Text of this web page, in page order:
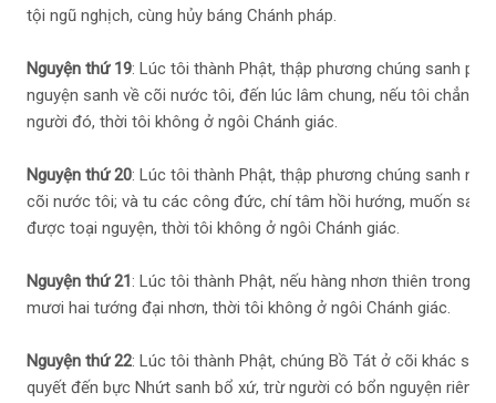
tội ngũ nghịch, cùng hủy báng Chánh pháp.
Nguyện thứ 19: Lúc tôi thành Phật, thập phương chúng sanh
nguyện sanh về cõi nước tôi, đến lúc lâm chung, nếu tôi chẳng
người đó, thời tôi không ở ngôi Chánh giác.
Nguyện thứ 20: Lúc tôi thành Phật, thập phương chúng sanh
cõi nước tôi; và tu các công đức, chí tâm hồi hướng, muốn
được toại nguyện, thời tôi không ở ngôi Chánh giác.
Nguyện thứ 21: Lúc tôi thành Phật, nếu hàng nhơn thiên trong
mươi hai tướng đại nhơn, thời tôi không ở ngôi Chánh giác.
Nguyện thứ 22: Lúc tôi thành Phật, chúng Bồ Tát ở cõi khác
quyết đến bực Nhứt sanh bổ xứ, trừ người có bổn nguyện riêng,